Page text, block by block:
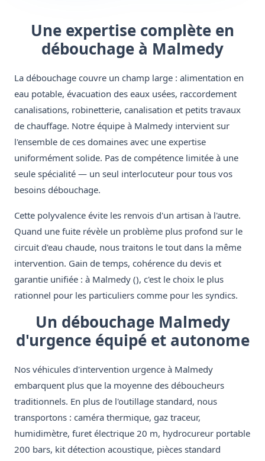
Une expertise complète en
débouchage à Malmedy
La débouchage couvre un champ large : alimentation en
eau potable, évacuation des eaux usées, raccordement
canalisations, robinetterie, canalisation et petits travaux
de chauffage. Notre équipe à Malmedy intervient sur
l'ensemble de ces domaines avec une expertise
uniformément solide. Pas de compétence limitée à une
seule spécialité — un seul interlocuteur pour tous vos
besoins débouchage.
Cette polyvalence évite les renvois d'un artisan à l'autre.
Quand une fuite révèle un problème plus profond sur le
circuit d'eau chaude, nous traitons le tout dans la même
intervention. Gain de temps, cohérence du devis et
garantie unifiée : à Malmedy (), c'est le choix le plus
rationnel pour les particuliers comme pour les syndics.
Un débouchage Malmedy
d'urgence équipé et autonome
Nos véhicules d'intervention urgence à Malmedy
embarquent plus que la moyenne des déboucheurs
traditionnels. En plus de l'outillage standard, nous
transportons : caméra thermique, gaz traceur,
humidimètre, furet électrique 20 m, hydrocureur portable
200 bars, kit détection acoustique, pièces standard